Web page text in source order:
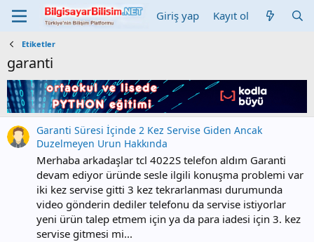
Giriş yap Kayıt ol
Etiketler
garanti
Garanti Süresi İçinde 2 Kez Servise Giden Ancak
Duzelmeyen Urun Hakkında
Merhaba arkadaşlar tcl 4022S telefon aldım Garanti
devam ediyor üründe sesle ilgili konuşma problemi var
iki kez servise gitti 3 kez tekrarlanması durumunda
video gönderin dediler telefonu da servise istiyorlar
yeni ürün talep etmem için ya da para iadesi için 3. kez
servise gitmesi mi...